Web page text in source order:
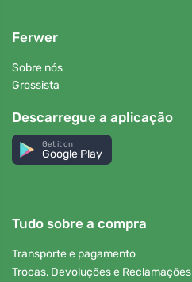
Ferwer
Sobre nós
Grossista
Descarregue a aplicação
Get it on
Google Play
Tudo sobre a compra
Transporte e pagamento
Trocas, Devoluções e Reclamações